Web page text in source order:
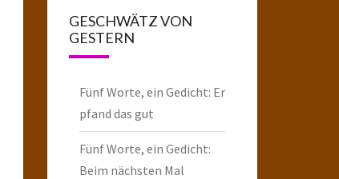
GESCHWÄTZ VON
GESTERN
Fünf Worte, ein Gedicht: Er
pfand das gut
Fünf Worte, ein Gedicht:
Beim nächsten Mal